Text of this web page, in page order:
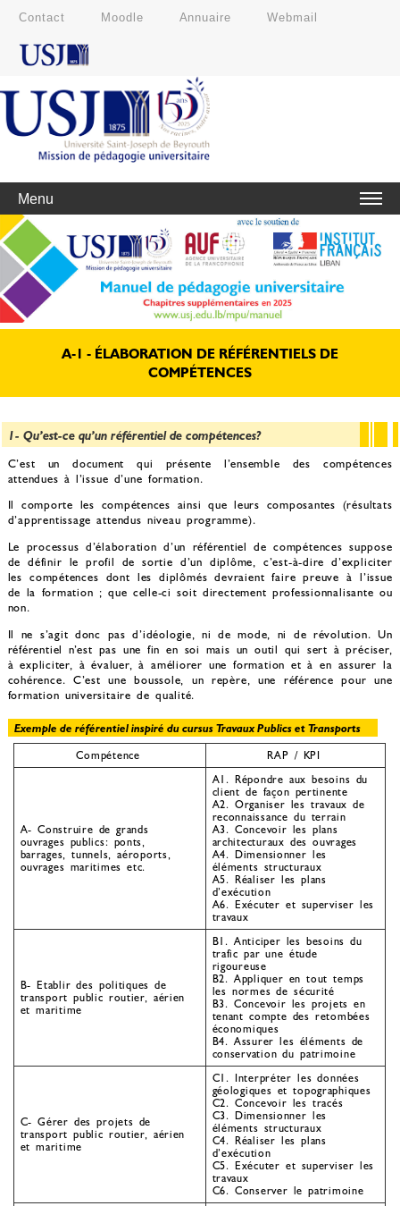
Contact Moodle Annuaire Webmail
Menu
A-1 - ÉLABORATION DE RÉFÉRENTIELS DE
COMPÉTENCES
1- Qu’est-ce qu’un référentiel de compétences?
C’est un document qui présente l’ensemble des compétences
attendues à l’issue d’une formation.
Il comporte les compétences ainsi que leurs composantes (résultats
d’apprentissage attendus niveau programme).
Le processus d’élaboration d’un référentiel de compétences suppose
de définir le profil de sortie d’un diplôme, c’est-à-dire d’expliciter
les compétences dont les diplômés devraient faire preuve à l’issue
de la formation ; que celle-ci soit directement professionnalisante ou
non.
Il ne s’agit donc pas d’idéologie, ni de mode, ni de révolution. Un
référentiel n’est pas une fin en soi mais un outil qui sert à préciser,
à expliciter, à évaluer, à améliorer une formation et à en assurer la
cohérence. C’est une boussole, un repère, une référence pour une
formation universitaire de qualité.
Exemple de référentiel inspiré du cursus Travaux Publics et Transports
Compétence RAP / KPI
A- Construire de grands
ouvrages publics: ponts,
barrages, tunnels, aéroports,
ouvrages maritimes etc.
A1. Répondre aux besoins du
client de façon pertinente
A2. Organiser les travaux de
reconnaissance du terrain
A3. Concevoir les plans
architecturaux des ouvrages
A4. Dimensionner les
éléments structuraux
A5. Réaliser les plans
d’exécution
A6. Exécuter et superviser les
travaux
B- Etablir des politiques de
transport public routier, aérien
et maritime
B1. Anticiper les besoins du
trafic par une étude
rigoureuse
B2. Appliquer en tout temps
les normes de sécurité
B3. Concevoir les projets en
tenant compte des retombées
économiques
B4. Assurer les éléments de
conservation du patrimoine
C- Gérer des projets de
transport public routier, aérien
et maritime
C1. Interpréter les données
géologiques et topographiques
C2. Concevoir les tracés
C3. Dimensionner les
éléments structuraux
C4. Réaliser les plans
d’exécution
C5. Exécuter et superviser les
travaux
C6. Conserver le patrimoine